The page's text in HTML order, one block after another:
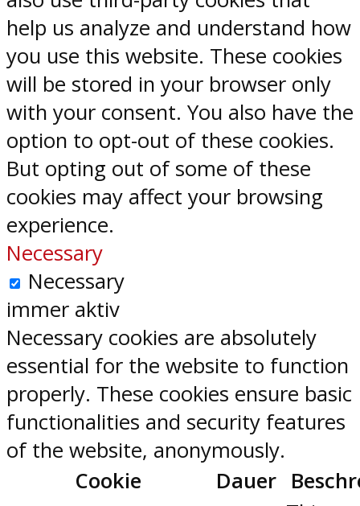
help us analyze and understand how
you use this website. These cookies
will be stored in your browser only
with your consent. You also have the
option to opt-out of these cookies.
But opting out of some of these
cookies may affect your browsing
experience.
Necessary
Necessary
immer aktiv
Necessary cookies are absolutely
essential for the website to function
properly. These cookies ensure basic
functionalities and security features
of the website, anonymously.
Cookie
Dauer